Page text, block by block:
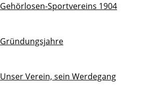
Gehörlosen-Sportvereins 1904
Gründungsjahre
Unser Verein, sein Werdegang